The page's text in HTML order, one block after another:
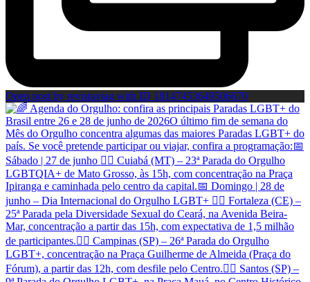
Open post by revistaviag with ID 18147453649506670